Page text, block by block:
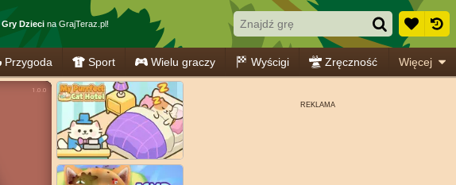
Gry Dziecina GrajTeraz.pl!
Przygoda Sport Wielu graczy Wyścigi Zręczność Więcej